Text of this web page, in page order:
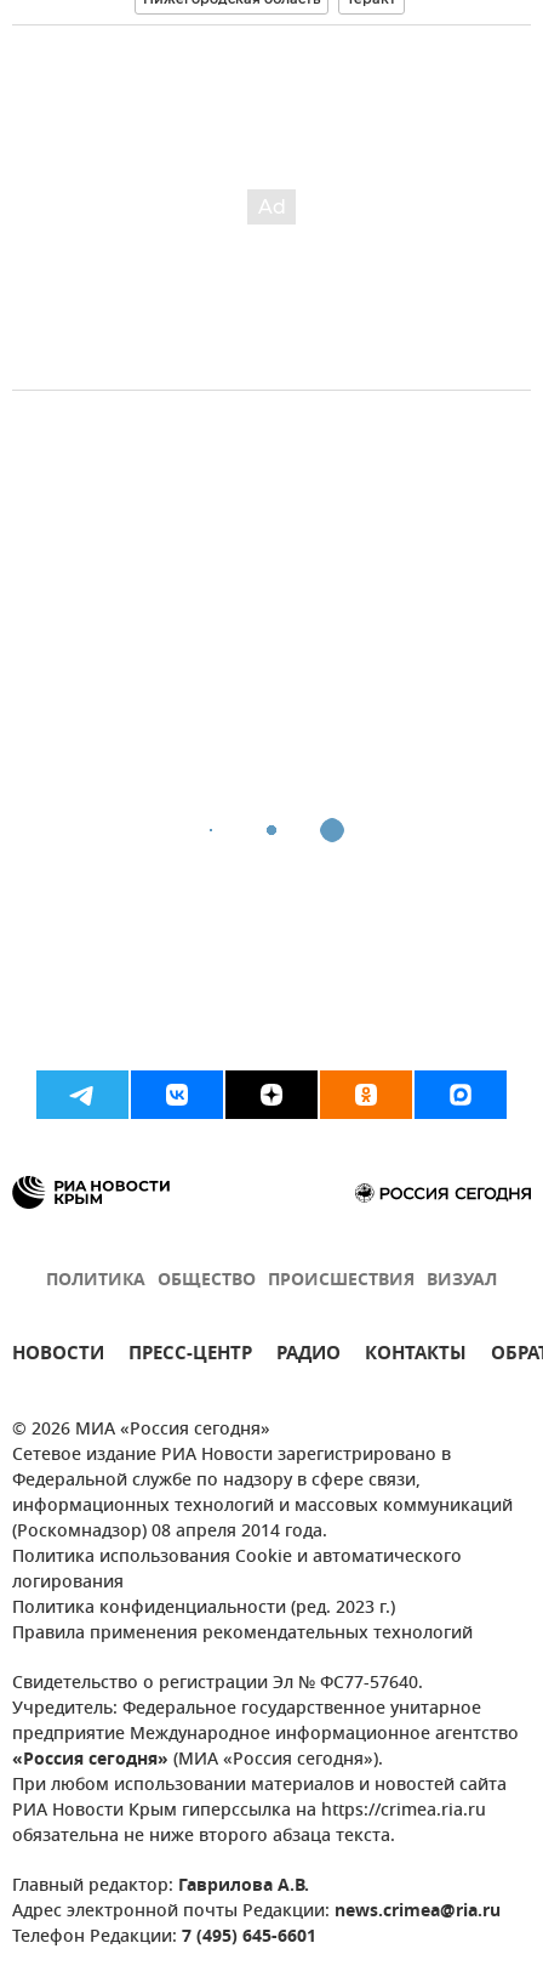
ПОЛИТИКА ОБЩЕСТВО ПРОИСШЕСТВИЯ ВИЗУАЛ
НОВОСТИ ПРЕСС-ЦЕНТР РАДИО КОНТАКТЫ
© 2026 МИА «Россия сегодня»
Сетевое издание РИА Новости зарегистрировано в
Федеральной службе по надзору в сфере связи,
информационных технологий и массовых коммуникаций
(Роскомнадзор) 08 апреля 2014 года.
Политика использования Cookie и автоматического
логирования
Политика конфиденциальности (ред. 2023 г.)
Правила применения рекомендательных технологий
Свидетельство о регистрации Эл № ФС77-57640.
Учредитель: Федеральное государственное унитарное
предприятие Международное информационное агентство
«Россия сегодня» (МИА «Россия сегодня»).
При любом использовании материалов и новостей сайта
РИА Новости Крым гиперссылка на https://crimea.ria.ru
обязательна не ниже второго абзаца текста.
Главный редактор: Гаврилова А.В.
Адрес электронной почты Редакции: news.crimea@ria.ru
Телефон Редакции: 7 (495) 645-6601